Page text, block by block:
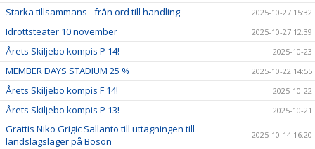
Starka tillsammans - från ord till handling 2025-10-27 15:32
Idrottsteater 10 november 2025-10-27 12:39
Årets Skiljebo kompis P 14! 2025-10-23
MEMBER DAYS STADIUM 25 % 2025-10-22 14:55
Årets Skiljebo kompis F 14! 2025-10-22
Årets Skiljebo kompis P 13! 2025-10-21
Grattis Niko Grigic Sallanto till uttagningen till
landslagsläger på Bosön
2025-10-14 16:20